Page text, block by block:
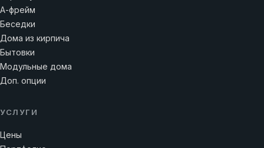
А-фрейм
Беседки
Дома из кирпича
Бытовки
Модульные дома
Доп. опции
УСЛУГИ
Цены